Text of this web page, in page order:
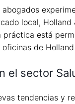
local,
está
de
el sector
tendencias y